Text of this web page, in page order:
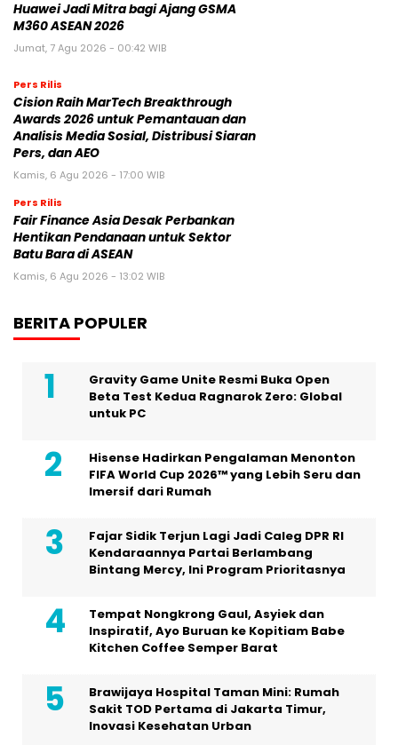
Huawei Jadi Mitra bagi Ajang GSMA
M360 ASEAN 2026
Jumat, 7 Agu 2026 - 00:42 WIB
Pers Rilis
Cision Raih MarTech Breakthrough
Awards 2026 untuk Pemantauan dan
Analisis Media Sosial, Distribusi Siaran
Pers, dan AEO
Kamis, 6 Agu 2026 - 17:00 WIB
Pers Rilis
Fair Finance Asia Desak Perbankan
Hentikan Pendanaan untuk Sektor
Batu Bara di ASEAN
Kamis, 6 Agu 2026 - 13:02 WIB
BERITA POPULER
Gravity Game Unite Resmi Buka Open
Beta Test Kedua Ragnarok Zero: Global
untuk PC
Hisense Hadirkan Pengalaman Menonton
FIFA World Cup 2026™ yang Lebih Seru dan
Imersif dari Rumah
Fajar Sidik Terjun Lagi Jadi Caleg DPR RI
Kendaraannya Partai Berlambang
Bintang Mercy, Ini Program Prioritasnya
Tempat Nongkrong Gaul, Asyiek dan
Inspiratif, Ayo Buruan ke Kopitiam Babe
Kitchen Coffee Semper Barat
Brawijaya Hospital Taman Mini: Rumah
Sakit TOD Pertama di Jakarta Timur,
Inovasi Kesehatan Urban